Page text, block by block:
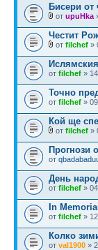
Бисери от
от upuHka
Честит
от filchef »
от filchef »
Точно
от filchef »
Кой ще
от filchef »
Прогнози
от
День
от filchef »
In
от filchef »
Колко
от val1900 »